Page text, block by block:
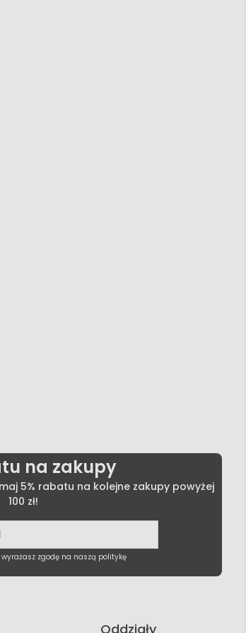
na zakupy
5% rabatu na kolejne zakupy powyżej
100 zł!
zgodę na naszą politykę
Oddziały